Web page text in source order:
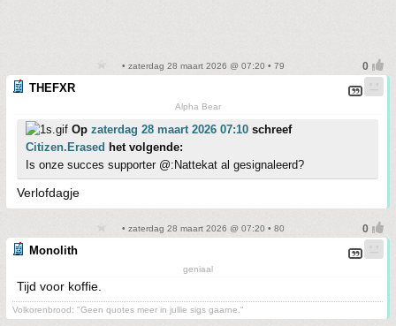
• zaterdag 28 maart 2026 @ 07:20 • 79
THEFXR
Alpha Bear
Op zaterdag 28 maart 2026 07:10 schreef
Citizen.Erased het volgende:
Is onze succes supporter @:Nattekat al gesignaleerd?
Verlofdagje
• zaterdag 28 maart 2026 @ 07:20 • 80
Monolith
geniaal
Tijd voor koffie.
Volkorenbrood: "Geen quotes meer in jullie sigs gaarne."